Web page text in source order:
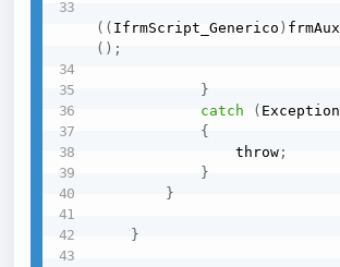
( ( IfrmScript_Generico ) frmAux
( ) ;
}
catch
( Exception
{
                throw
;
}
}
}